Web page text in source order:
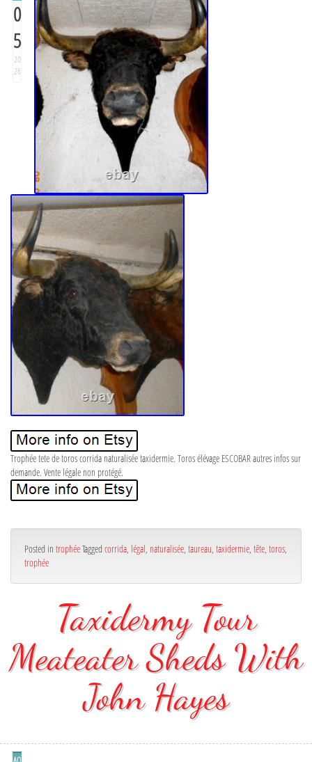
0
5
20
26
Trophée tete de toros corrida naturalisée taxidermie. Toros élévage ESCOBAR autres infos sur
demande. Vente légale non protégé.
Posted in trophéeTagged corrida, légal, naturalisée, taureau, taxidermie, tête, toros,
trophée
Taxidermy Tour
Meateater Sheds With
John Hayes